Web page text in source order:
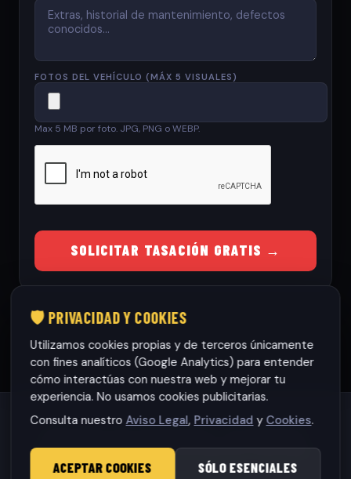
FOTOS DEL VEHÍCULO (MÁX 5 VISUALES)
Max 5 MB por foto. JPG, PNG o WEBP.
SOLICITAR TASACIÓN GRATIS →
© 2026 RamonCars. Todos los derechos reservados.
🛡️ PRIVACIDAD Y COOKIES
Utilizamos cookies propias y de terceros únicamente
con fines analíticos (Google Analytics) para entender
cómo interactúas con nuestra web y mejorar tu
experiencia. No usamos cookies publicitarias.
Consulta nuestroAviso Legal, Privacidad y Cookies.
ACEPTAR COOKIES SÓLO ESENCIALES